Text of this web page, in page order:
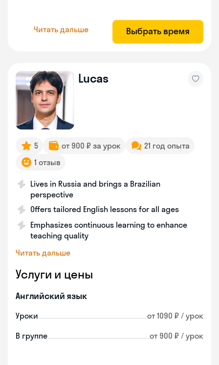
Читать дальше Выбрать время
Lucas
5 от 900 ₽ за урок
21 год опыта
1 отзыв
Lives in Russia and brings a Brazilian
perspective
Offers tailored English lessons for all ages
Emphasizes continuous learning to enhance
teaching quality
Читать дальше
Услуги и цены
Английский язык
Уроки от 1090 ₽ / урок
В группе от 900 ₽ / урок